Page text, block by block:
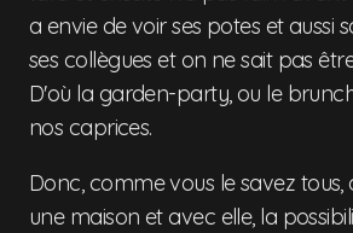
a envie de voir ses potes et aussi
ses collègues et on ne sait pas
D'où la garden-party, ou le
nos caprices.
Donc, comme vous le savez
une maison et avec elle, la